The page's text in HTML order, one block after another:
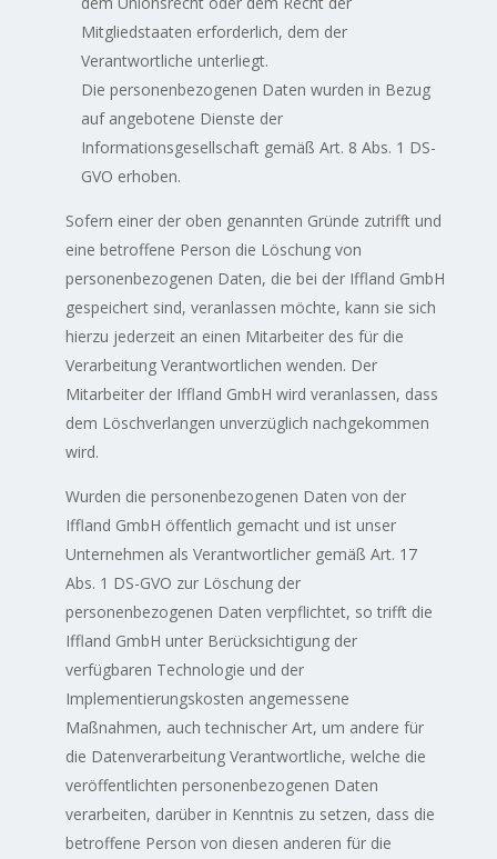
Mitgliedstaaten erforderlich, dem der
Verantwortliche unterliegt.
Die personenbezogenen Daten wurden in Bezug
auf angebotene Dienste der
Informationsgesellschaft gemäß Art. 8 Abs. 1 DS-
GVO erhoben.
Sofern einer der oben genannten Gründe zutrifft und
eine betroffene Person die Löschung von
personenbezogenen Daten, die bei der Iffland GmbH
gespeichert sind, veranlassen möchte, kann sie sich
hierzu jederzeit an einen Mitarbeiter des für die
Verarbeitung Verantwortlichen wenden. Der
Mitarbeiter der Iffland GmbH wird veranlassen, dass
dem Löschverlangen unverzüglich nachgekommen
wird.
Wurden die personenbezogenen Daten von der
Iffland GmbH öffentlich gemacht und ist unser
Unternehmen als Verantwortlicher gemäß Art. 17
Abs. 1 DS-GVO zur Löschung der
personenbezogenen Daten verpflichtet, so trifft die
Iffland GmbH unter Berücksichtigung der
verfügbaren Technologie und der
Implementierungskosten angemessene
Maßnahmen, auch technischer Art, um andere für
die Datenverarbeitung Verantwortliche, welche die
veröffentlichten personenbezogenen Daten
verarbeiten, darüber in Kenntnis zu setzen, dass die
betroffene Person von diesen anderen für die